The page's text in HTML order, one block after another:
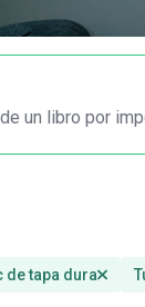
un libro por
de tapa dura